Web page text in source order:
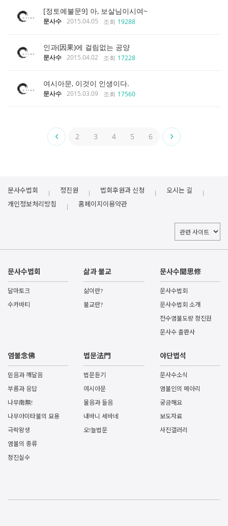
[정토예불문9] 아, 보살님이시여~
문사수 2015.04.05 조회 19288
인과(因果)에 걸림없는 공양
문사수 2015.04.02 조회 17228
여시아문, 이것이 인생이다.
문사수 2015.03.09 조회 17560
2 3 4 5 6
문사수법회 정진원 법회후원과 신청 오시는 길
개인정보처리방침 홈페이지이용약관
문사수법회
달마토크
수카바티
삶과 불교
삶이란?
불교란?
문사수聞思修
문사수법회
문사수법회 소개
전수염불도량 정진원
문사수 출판사
염불念佛
믿음과 깨달음
부름과 응답
나무南無!
나무아미타불의 묘용
극락왕생
염불의 종류
정진실수
법문法門
법문듣기
여시아문
물음과 들음
내바니 세바네
오!늘법문
야단법석
문사수소식
염불인의 메아리
궁금해요
보도자료
사진갤러리